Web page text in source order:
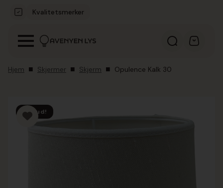
Kvalitetsmerker
Hjem Skjermer Skjerm Opulence Kalk 30
Tilbud!